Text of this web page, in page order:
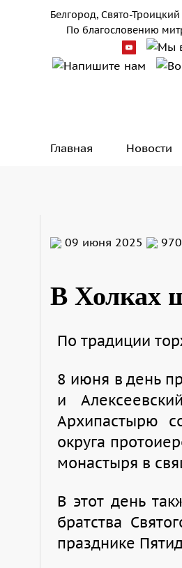
Белгород, Свято-Троицкий
По благословению
Главная Новости
09 июня 2025 970
В Холках
По традиции
8 июня в день
и
Архипастырю
округа
монастыря в
В этот день
братства
празднике